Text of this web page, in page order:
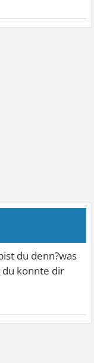
du denn?was
du konnte dir